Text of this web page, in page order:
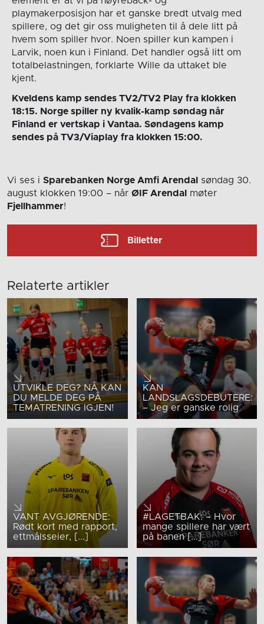
playmakerposisjon har et ganske bredt utvalg med
spillere, og det gir oss muligheten til å dele litt på
hvem som spiller hvor. Noen spiller kun kampen i
Larvik, noen kun i Finland. Det handler også litt om
totalbelastningen, forklarte Wille da uttaket ble
kjent.
Kveldens kamp sendes TV2/TV2 Play fra klokken
18:15. Norge spiller ny kvalik-kamp søndag når
Finland er vertskap i Vantaa. Søndagens kamp
sendes på TV3/Viaplay fra klokken 15:00.
Vi ses i Sparebanken Norge Amfi Arendal
søndag 30.
august klokken 19:00 – når ØIF Arendal
møter
Fjellhammer!
Billetter
Relaterte artikler
UTVIKLE DEG? NÅ KAN
DU MELDE DEG PÅ
TEMATRENING IGJEN!
KAN
LANDSLAGSDEBUTERE:
– Jeg er ganske rolig
VANT AVGJØRENDE:
Rødt kort med rapport,
ettmålsseier, [...]
#LAGETBAK: – Hvor
mange spillere har vært
på banen [...]